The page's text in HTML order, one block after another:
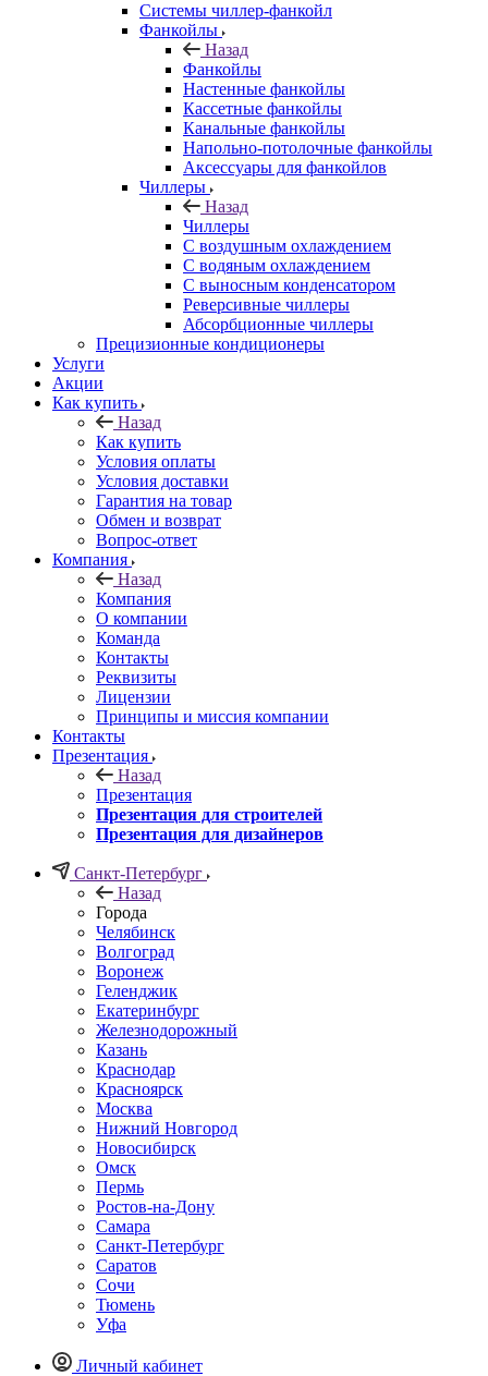
Системы чиллер-фанкойл
Фанкойлы
Назад
Фанкойлы
Настенные фанкойлы
Кассетные фанкойлы
Канальные фанкойлы
Напольно-потолочные фанкойлы
Аксессуары для фанкойлов
Чиллеры
Назад
Чиллеры
С воздушным охлаждением
С водяным охлаждением
С выносным конденсатором
Реверсивные чиллеры
Абсорбционные чиллеры
Прецизионные кондиционеры
Услуги
Акции
Как купить
Назад
Как купить
Условия оплаты
Условия доставки
Гарантия на товар
Обмен и возврат
Вопрос-ответ
Компания
Назад
Компания
О компании
Команда
Контакты
Реквизиты
Лицензии
Принципы и миссия компании
Контакты
Презентация
Назад
Презентация
Презентация для строителей
Презентация для дизайнеров
Санкт-Петербург
Назад
Города
Челябинск
Волгоград
Воронеж
Геленджик
Екатеринбург
Железнодорожный
Казань
Краснодар
Красноярск
Москва
Нижний Новгород
Новосибирск
Омск
Пермь
Ростов-на-Дону
Самара
Санкт-Петербург
Саратов
Сочи
Тюмень
Уфа
Личный кабинет